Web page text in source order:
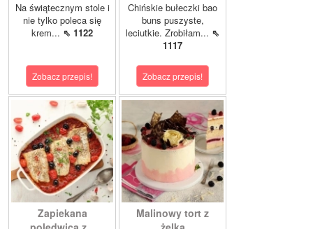
Na świątecznym stole i
nie tylko poleca się
krem... ⇖ 1122
Zobacz przepis!
Chińskie bułeczki bao
buns puszyste,
leciutkie. Zrobiłam... ⇖
1117
Zobacz przepis!
Zapiekana
Malinowy tort z